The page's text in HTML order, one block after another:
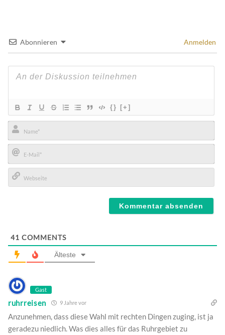
Abonnieren Anmelden
{} [+]
Name*
E-
Mail*
41 COMMENTS
Älteste
Gast
ruhrreisen 9 Jahre vor
Anzunehmen, dass diese Wahl mit rechten Dingen zuging, ist ja
geradezu niedlich. Was dies alles für das Ruhrgebiet zu